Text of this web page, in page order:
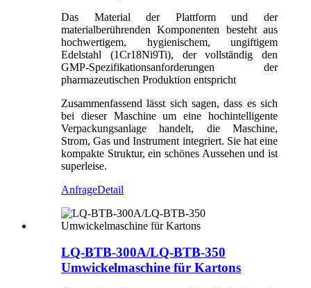
Das Material der Plattform und der
materialberührenden Komponenten besteht aus
hochwertigem, hygienischem, ungiftigem
Edelstahl (1Cr18Ni9Ti), der vollständig den
GMP-Spezifikationsanforderungen der
pharmazeutischen Produktion entspricht
Zusammenfassend lässt sich sagen, dass es sich
bei dieser Maschine um eine hochintelligente
Verpackungsanlage handelt, die Maschine,
Strom, Gas und Instrument integriert. Sie hat eine
kompakte Struktur, ein schönes Aussehen und ist
superleise.
AnfrageDetail
LQ-BTB-300A/LQ-BTB-350
Umwickelmaschine für Kartons